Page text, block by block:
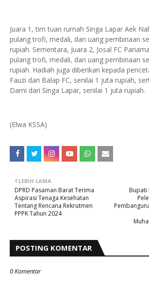
Juara 1, tim tuan rumah Singa Lapar Aek
pulang trofi, medali, dan uang pembinaan
rupiah. Sementara, Juara 2, Josal FC
pulang trofi, medali, dan uang pembinaan
rupiah. Hadiah juga diberikan kepada
Fauzi dari Balap FC, senilai 1 juta rupiah,
Dami dari Singa Lapar, senilai 1 juta rupiah.
(Elwa KSSA)
Bupati
LEBIH LAMA
DPRD Pasaman Barat Terima
Aspirasi Tenaga Kesehatan
Tentang Rencana Rekrutmen
PPPK Tahun 2024
POSTING KOMENTAR
0 Komentar